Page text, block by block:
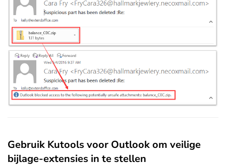
Gebruik Kutools voor Outlook om veilige
bijlage-extensies in te stellen